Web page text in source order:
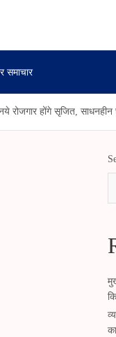
समाचार
होंगे सृजित, साधनहीन